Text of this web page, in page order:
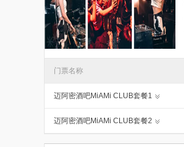
门票名称
迈阿密酒吧MiAMi CLUB套餐1
迈阿密酒吧MiAMi CLUB套餐2